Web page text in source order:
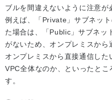
ブルを間違えないように注意が
例えば、「Private」サブネッ
た場合は、「Public」サブネッ
がないため、オンプレミスから
オンプレミスから直接通信し
VPC全体なのか、といったと
す。